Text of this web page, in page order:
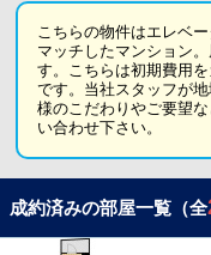
こちらの物件はエレベ
マッチしたマンション
す。こちらは初期費用
です。当社スタッフが
様のこだわりやご要望
い合わせ下さい。
成約済みの部屋一覧（全